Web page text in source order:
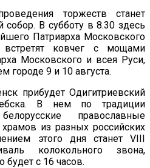
торжеств станет
В субботу в 8.30 здесь
Патриарха Московского
ковчег с мощами
Московского и всея Руси,
городе 9 и 10 августа.
прибудет Одигитриевский
В нем по традиции
православные
из разных российских
этого дня станет VIII
колокольного звона,
с 16 часов.